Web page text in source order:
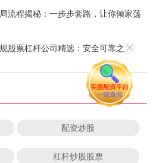
流程揭秘：一步步套路，让你倾家荡
股票杠杆公司精选：安全可靠之选
配资炒股
杠杆炒股股票